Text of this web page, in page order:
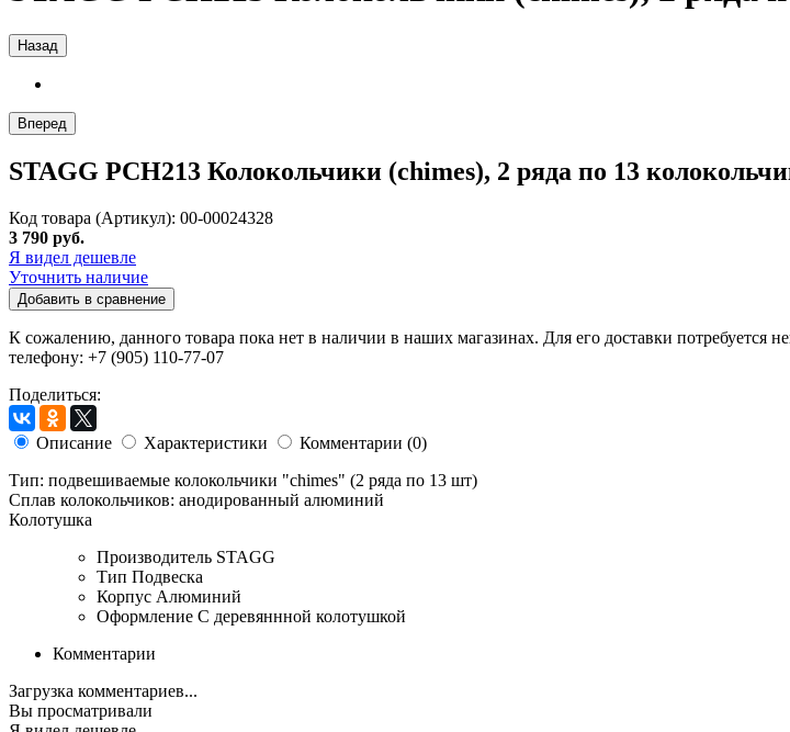
Назад
Вперед
STAGG PCH213 Колокольчики (chimes), 2 ряда по 13
Код товара (Артикул): 00-00024328
3 790 руб.
Я видел дешевле
Уточнить наличие
Добавить в сравнение
К сожалению, данного товара пока нет в наличии в наших магазинах. Для его доставки потребуется
телефону: +7 (905) 110-77-07
Поделиться:
Описание Характеристики
Комментарии (0)
Тип: подвешиваемые колокольчики "chimes" (2 ряда по 13 шт)
Сплав колокольчиков: анодированный алюминий
Колотушка
Производитель STAGG
Тип Подвеска
Корпус Алюминий
Оформление С деревяннной колотушкой
Комментарии
Загрузка комментариев...
Вы просматривали